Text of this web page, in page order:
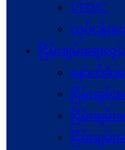
UPDJC
လုပ်ငန်းက
ငြိမ်းချမ်းရေးလု
နောက်ခံအ
ငြိမ်းချမ်း
ငြိမ်းချ
ငြိမ်းချ